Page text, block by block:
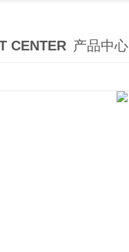
CENTER 产品中心